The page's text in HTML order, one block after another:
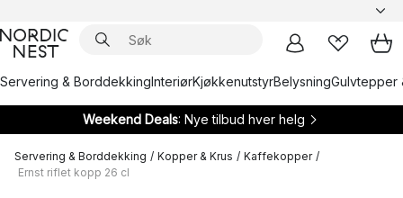
Servering & BorddekkingInteriørKjøkkenutstyrBelysningGulvtepper
Weekend Deals: Nye tilbud hver helg
Servering & Borddekking / Kopper & Krus / Kaffekopper /
Ernst riflet kopp 26 cl